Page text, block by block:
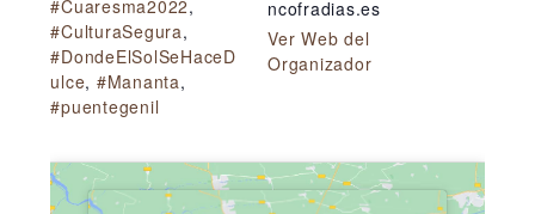
#Cuaresma2022,
#CulturaSegura,
#DondeElSolSeHaceD
ulce, #Mananta,
#puentegenil
ncofradias.es
Ver Web del
Organizador